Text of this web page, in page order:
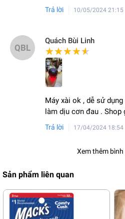
Trả lời 10/05/2024 21:15
QBL
Quách Bùi Linh
★★★★★
★★★★★
Máy xài ok , dễ sử
làm dịu cơn đau . Shop
Trả lời 17/04/2024 18:54
Xem thêm bình
Sản phẩm liên quan